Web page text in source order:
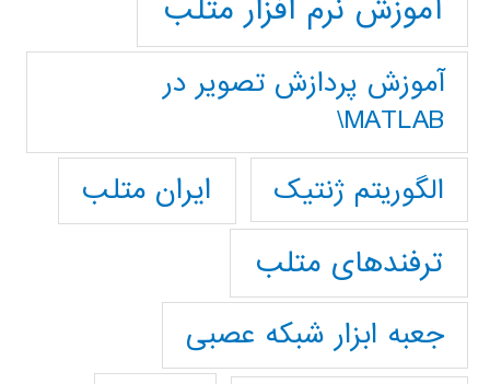
آموزش نرم افزار متلب
آموزش پردازش تصوير در
MATLAB\
الگوریتم ژنتیک
ایران متلب
ترفندهای متلب
جعبه ابزار شبکه عصبی